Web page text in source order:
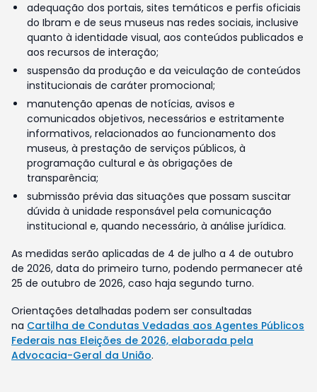
adequação dos portais, sites temáticos e perfis oficiais
do Ibram e de seus museus nas redes sociais, inclusive
quanto à identidade visual, aos conteúdos publicados e
aos recursos de interação;
suspensão da produção e da veiculação de conteúdos
institucionais de caráter promocional;
manutenção apenas de notícias, avisos e
comunicados objetivos, necessários e estritamente
informativos, relacionados ao funcionamento dos
museus, à prestação de serviços públicos, à
programação cultural e às obrigações de
transparência;
submissão prévia das situações que possam suscitar
dúvida à unidade responsável pela comunicação
institucional e, quando necessário, à análise jurídica.
As medidas serão aplicadas de 4 de julho a 4 de outubro
de 2026, data do primeiro turno, podendo permanecer até
25 de outubro de 2026, caso haja segundo turno.
Orientações detalhadas podem ser consultadas
na Cartilha de Condutas Vedadas aos Agentes Públicos
Federais nas Eleições de 2026, elaborada pela
Advocacia-Geral da União.